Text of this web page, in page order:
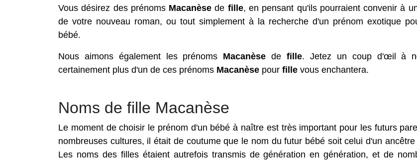
Vous désirez des prénoms Macanèse de fille, en pensant qu'ils pourraient convenir à
de votre nouveau roman, ou tout simplement à la recherche d'un prénom exotique
bébé.
Nous aimons également les prénoms Macanèse defille. Jetez un coup d'œil à
certainement plus d'un de ces prénoms Macanèse pour fille vous enchantera.
Noms de fille Macanèse
Le moment de choisir le prénom d'un bébé à naître est très important pour les futurs
nombreuses cultures, il était de coutume que le nom du futur bébé soit celui d'un
Les noms des filles étaient autrefois transmis de génération en génération, et de